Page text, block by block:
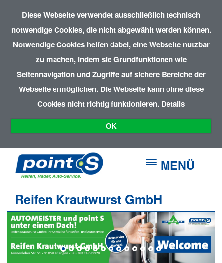
Diese Webseite verwendet ausschließlich technisch
notwendige Cookies, die nicht abgewählt werden können.
Notwendige Cookies helfen dabei, eine Webseite nutzbar
zu machen, indem sie Grundfunktionen wie
Seitennavigation und Zugriffe auf sichere Bereiche der
Webseite ermöglichen. Die Webseite kann ohne diese
Cookies nicht richtig funktionieren. Details
OK
MENÜ
Reifen Krautwurst GmbH